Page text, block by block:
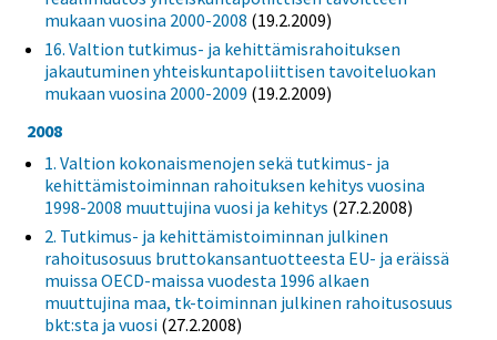
mukaan vuosina 2000-2008 (19.2.2009)
16. Valtion tutkimus- ja kehittämisrahoituksen
jakautuminen yhteiskuntapoliittisen tavoiteluokan
mukaan vuosina 2000-2009 (19.2.2009)
2008
1. Valtion kokonaismenojen sekä tutkimus- ja
kehittämistoiminnan rahoituksen kehitys vuosina
1998-2008 muuttujina vuosi ja kehitys (27.2.2008)
2. Tutkimus- ja kehittämistoiminnan julkinen
rahoitusosuus bruttokansantuotteesta EU- ja eräissä
muissa OECD-maissa vuodesta 1996 alkaen
muuttujina maa, tk-toiminnan julkinen rahoitusosuus
bkt:sta ja vuosi (27.2.2008)